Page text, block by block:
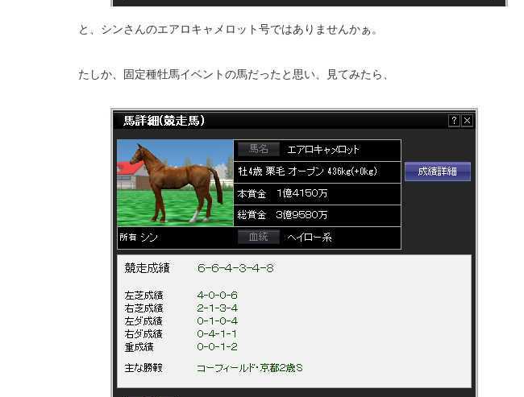
と、シンさんのエアロキャメロット号ではありませんかぁ。
たしか、固定種牡馬イベントの馬だったと思い、見てみたら、